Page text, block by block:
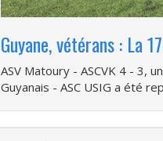
Guyane, vétérans : La
ASV Matoury - ASCVK 4 - 3,
Guyanais - ASC USIG a été